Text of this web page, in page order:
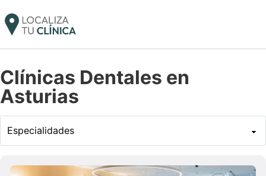
Clínicas Dentales en
Asturias